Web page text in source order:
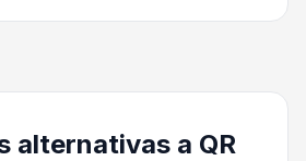
alternativas a QR